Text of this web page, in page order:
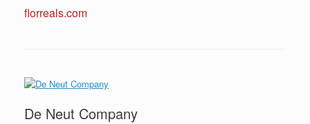
florreals.com
De Neut Company